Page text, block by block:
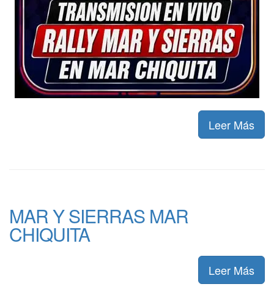
Leer Más
MAR Y SIERRAS MAR
CHIQUITA
Leer Más